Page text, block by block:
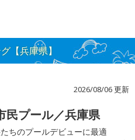
【兵庫県】
2026/08/06 更新
民プール／兵庫県
ちのプールデビューに最適